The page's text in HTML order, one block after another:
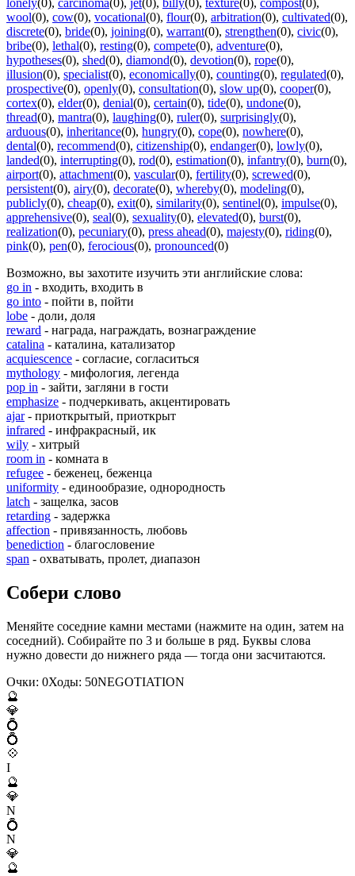
lonely(0), carcinoma(0), jet(0), billy(0), texture(0), compost(0),
wool(0), cow(0), vocational(0), flour(0), arbitration(0), cultivated(0),
discrete(0), bride(0), joining(0), warrant(0), strengthen(0), civic(0),
bribe(0), lethal(0), resting(0), compete(0), adventure(0),
hypotheses(0), shed(0), diamond(0), devotion(0), rope(0),
illusion(0), specialist(0), economically(0), counting(0), regulated(0),
prospective(0), openly(0), consultation(0), slow up(0), cooper(0),
cortex(0), elder(0), denial(0), certain(0), tide(0), undone(0),
thread(0), mantra(0), laughing(0), ruler(0), surprisingly(0),
arduous(0), inheritance(0), hungry(0), cope(0), nowhere(0),
dental(0), recommend(0), citizenship(0), endanger(0), lowly(0),
landed(0), interrupting(0), rod(0), estimation(0), infantry(0), burn(0),
airport(0), attachment(0), vascular(0), fertility(0), screwed(0),
persistent(0), airy(0), decorate(0), whereby(0), modeling(0),
publicly(0), cheap(0), exit(0), similarity(0), sentinel(0), impulse(0),
apprehensive(0), seal(0), sexuality(0), elevated(0), burst(0),
realization(0), pecuniary(0), press ahead(0), majesty(0), riding(0),
pink(0), pen(0), ferocious(0), pronounced(0)
Возможно, вы захотите изучить эти английские слова:
go in - входить, входить в
go into - пойти в, пойти
lobe - доли, доля
reward - награда, награждать, вознаграждение
catalina - каталина, катализатор
acquiescence - согласие, согласиться
mythology - мифология, легенда
pop in - зайти, загляни в гости
emphasize - подчеркивать, акцентировать
ajar- приоткрытый, приоткрыт
infrared - инфракрасный, ик
wily - хитрый
room in - комната в
refugee - беженец, беженца
uniformity - единообразие, однородность
latch - защелка, засов
retarding - задержка
affection - привязанность, любовь
benediction - благословение
span - охватывать, пролет, диапазон
Собери слово
Меняйте соседние камни местами (нажмите на один, затем на
соседний). Собирайте по 3 и больше в ряд. Буквы слова
нужно довести до нижнего ряда — тогда они засчитаются.
Очки: 0Ходы: 50NEGOTIATION
🔮
💎
💍
💍
💠
I
🔮
💎
N
💍
N
💎
🔮